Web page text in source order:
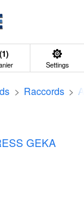
(1)
Settings
> Raccords >
GEKA